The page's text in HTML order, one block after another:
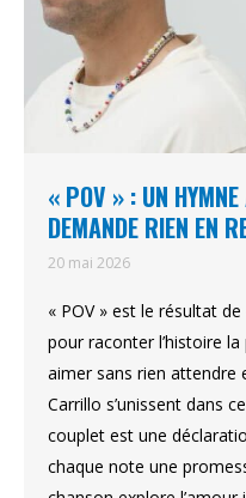
« POV » : UN HYMNE
DEMANDE RIEN EN
20 mai 2026
« POV » est le résultat
pour raconter l’histoire
aimer sans rien attendre
Carrillo s’unissent dans
couplet est une
chaque note une